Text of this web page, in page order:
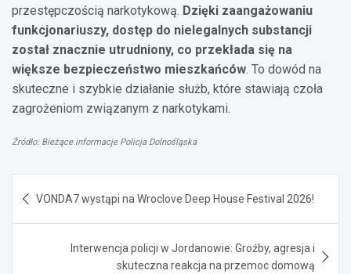
przestępczością narkotykową. Dzięki zaangażowaniu
funkcjonariuszy, dostęp do nielegalnych substancji
został znacznie utrudniony, co przekłada się na
większe bezpieczeństwo mieszkańców. To dowód na
skuteczne i szybkie działanie służb, które stawiają czoła
zagrożeniom związanym z narkotykami.
Źródło: Bieżące informacje Policja Dolnośląska
wpisu
VONDA7 wystąpi na Wroclove Deep House Festival 2026!
Interwencja policji w Jordanowie: Groźby, agresja i
skuteczna reakcja na przemoc domową